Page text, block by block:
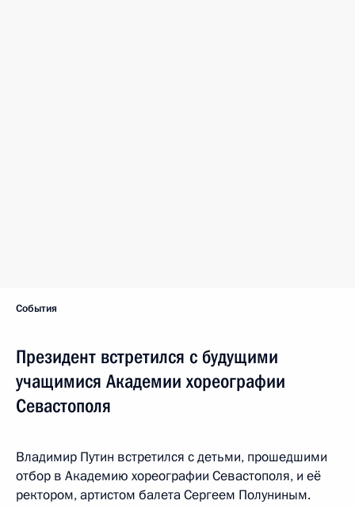
События
Президент встретился с будущими
учащимися Академии хореографии
Севастополя
Владимир Путин встретился с детьми, прошедшими
отбор в Академию хореографии Севастополя, и её
ректором, артистом балета Сергеем Полуниным.